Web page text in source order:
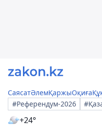
СаясатӘлемҚаржыОқиға
#Референдум-2026
+24°